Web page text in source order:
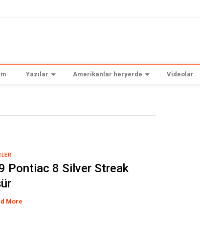
Yazılar Amerikanlar heryerde Videolar
Pontiac 8 Silver Streak
More